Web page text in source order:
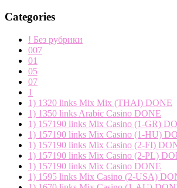
Categories
! Без рубрики
007
01
05
07
1
1) 1320 links Mix Mix (THAI) DONE
1) 1350 links Arabic Casino DONE
1) 157190 links Mix Casino (1-GR)
1) 157190 links Mix Casino (1-HU)
1) 157190 links Mix Casino (2-FI)
1) 157190 links Mix Casino (2-PL)
1) 157190 links Mix Casino DONE
1) 1595 links Mix Casino (2-USA)